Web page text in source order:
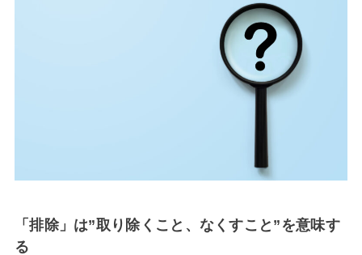
「排除」は”取り除くこと、なくすこと”を意味す
る